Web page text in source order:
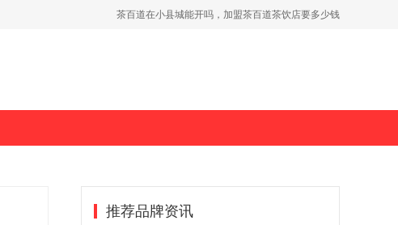
茶百道在小县城能开吗，加盟茶百道茶饮店要多少钱
推荐品牌资讯